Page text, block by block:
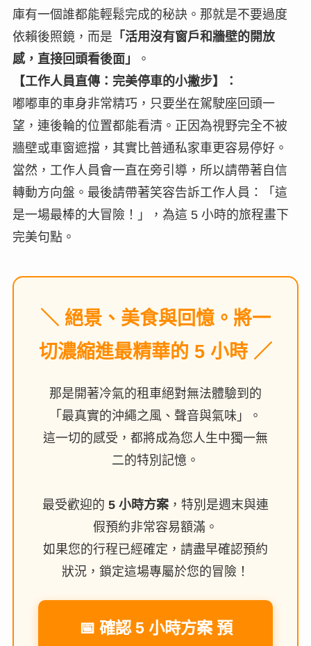
庫有一個誰都能輕鬆完成的秘訣。那就是不要過度
依賴後照鏡，而是 「活用沒有窗戶和牆壁的開放
感，直接回頭看後面」
。
【工作人員直傳：完美停車的小撇步】：
嘟嘟車的車身非常精巧，只要坐在駕駛座回頭一
望，連後輪的位置都能看清。正因為視野完全不被
牆壁或車窗遮擋，其實比普通私家車更容易停好。
當然，工作人員會一直在旁引導，所以請帶著自信
轉動方向盤。最後請帶著笑容告訴工作人員：「這
是一場最棒的大冒險！」，為這 5 小時的旅程畫下
完美句點。
＼ 絕景、美食與回憶。將一
切濃縮進最精華的 5 小時 ／
那是開著冷氣的租車絕對無法體驗到的
「最真實的沖繩之風、聲音與氣味」。
這一切的感受，都將成為您人生中獨一無
二的特別記憶。
最受歡迎的 5 小時方案 ，特別是週末與連
假預約非常容易額滿。
如果您的行程已經確定，請盡早確認預約
狀況，鎖定這場專屬於您的冒險！
📅 確認 5 小時方案 預